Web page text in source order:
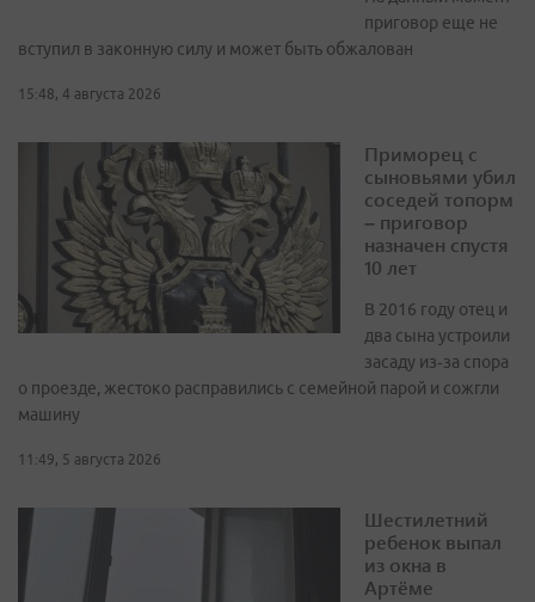
приговор еще не
вступил в законную силу и может быть обжалован
15:48, 4 августа 2026
Приморец с
сыновьями убил
соседей топорм
– приговор
назначен спустя
10 лет
В 2016 году отец и
два сына устроили
засаду из‑за спора
о проезде, жестоко расправились с семейной парой и сожгли
машину
11:49, 5 августа 2026
Шестилетний
ребенок выпал
из окна в
Артёме